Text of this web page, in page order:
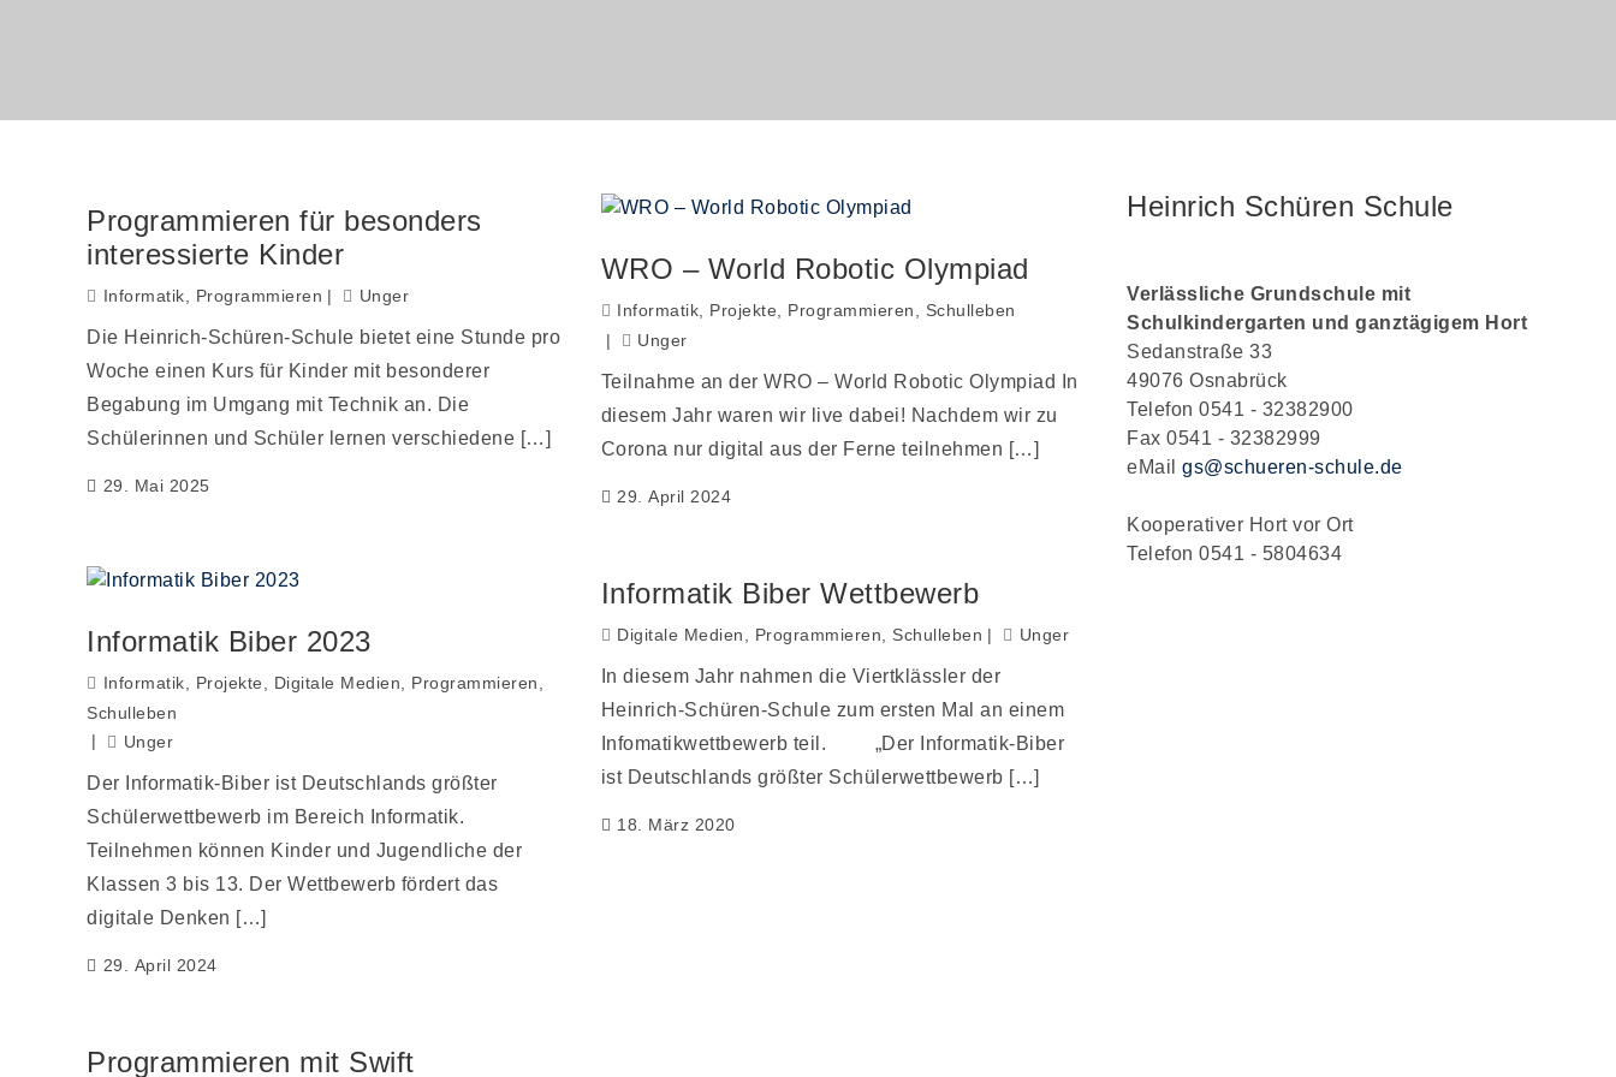
Programmieren für besonders
interessierte Kinder
Informatik Programmieren Unger
Die Heinrich-Schüren-Schule bietet eine Stunde pro
Woche einen Kurs für Kinder mit besonderer
Begabung im Umgang mit Technik an. Die
Schülerinnen und Schüler lernen verschiedene […]
29. Mai 2025
WRO – World Robotic Olympiad
Informatik Projekte Programmieren
Schulleben
Unger
Teilnahme an der WRO – World Robotic Olympiad In
diesem Jahr waren wir live dabei! Nachdem wir zu
Corona nur digital aus der Ferne teilnehmen […]
29. April 2024
Informatik Biber 2023
Informatik Projekte Digitale Medien Programmieren
Schulleben
Unger
Der Informatik-Biber ist Deutschlands größter
Schülerwettbewerb im Bereich Informatik.
Teilnehmen können Kinder und Jugendliche der
Klassen 3 bis 13. Der Wettbewerb fördert das
digitale Denken […]
29. April 2024
Informatik Biber Wettbewerb
Digitale Medien Programmieren Schulleben Unger
In diesem Jahr nahmen die Viertklässler der
Heinrich-Schüren-Schule zum ersten Mal an einem
Infomatikwettbewerb teil. „Der Informatik-Biber
ist Deutschlands größter Schülerwettbewerb […]
18. März 2020
Programmieren mit Swift
Heinrich Schüren Schule
Verlässliche Grundschule mit
Schulkindergarten und ganztägigem Hort
Sedanstraße 33
49076 Osnabrück
Telefon 0541 - 32382900
Fax 0541 - 32382999
eMail gs@schueren-schule.de
Kooperativer Hort vor Ort
Telefon 0541 - 5804634